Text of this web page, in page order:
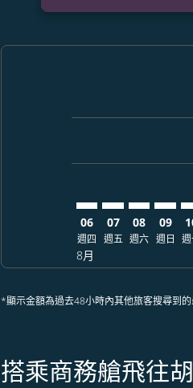
06
週四
8月
07
週五
08
週六
09
週日
*顯示金額為過去48小時內其他旅客搜尋到
搭乘商務艙飛往